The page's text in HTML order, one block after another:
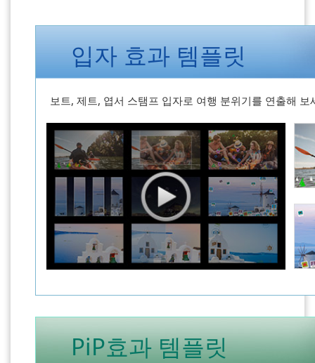
입자 효과 템플릿
보트, 제트, 엽서 스탬프 입자로 여행 분위기를 연출해 보
PiP효과 템플릿